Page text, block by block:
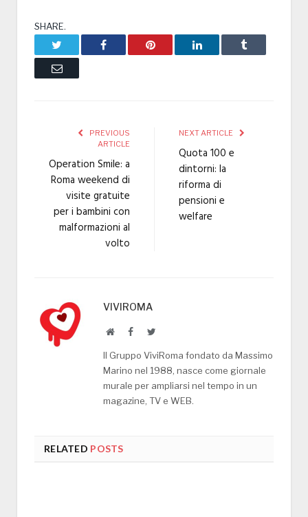
SHARE.
Facebook Pinterest LinkedIn Tumblr
Email
PREVIOUS
ARTICLE
Operation Smile: a
Roma weekend di
visite gratuite
per i bambini con
malformazioni al
volto
NEXT ARTICLE
Quota 100 e
dintorni: la
riforma di
pensioni e
welfare
VIVIROMA
WebsiteFacebookTwitter
Il Gruppo ViviRoma fondato da Massimo
Marino nel 1988, nasce come giornale
murale per ampliarsi nel tempo in un
magazine, TV e WEB.
RELATED POSTS